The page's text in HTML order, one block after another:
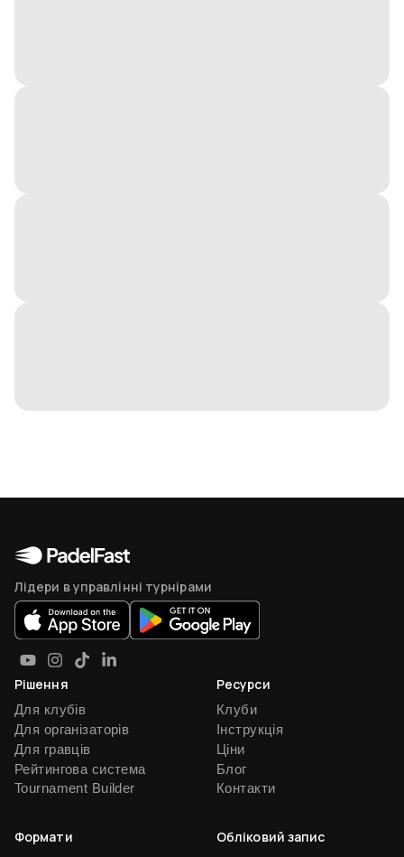
Лідери в управлінні турнірами
Рішення
Для клубів
Для організаторів
Для гравців
Рейтингова система
Tournament Builder
Ресурси
Клуби
Інструкція
Ціни
Блог
Контакти
Формати Обліковий запис